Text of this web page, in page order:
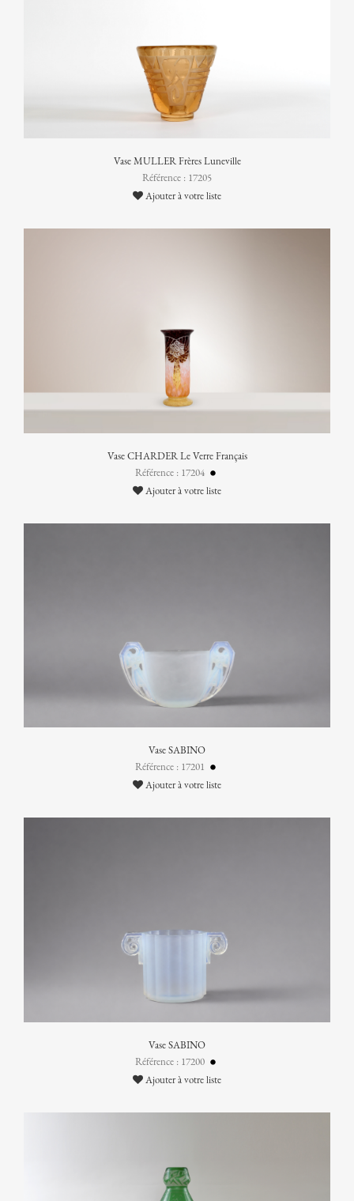
Vase MULLER Frères Luneville
Référence : 17205
Ajouter à votre liste
Vase CHARDER Le Verre Français
Référence : 17204
Ajouter à votre liste
Vase SABINO
Référence : 17201
Ajouter à votre liste
Vase SABINO
Référence : 17200
Ajouter à votre liste